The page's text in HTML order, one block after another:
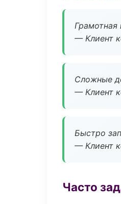
— Клиент
Сложные
— Клиент
Быстро
— Клиент
Часто